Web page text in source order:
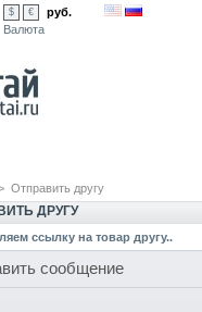
$ €
руб.
Валюта
Отправить другу
ДРУГУ
ссылку на товар другу..
сообщение